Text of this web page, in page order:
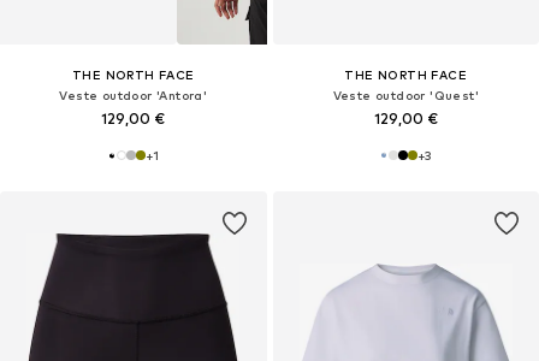
THE NORTH FACE
Veste outdoor 'Antora'
129,00 €
+1
THE NORTH FACE
Veste outdoor 'Quest'
129,00 €
+3